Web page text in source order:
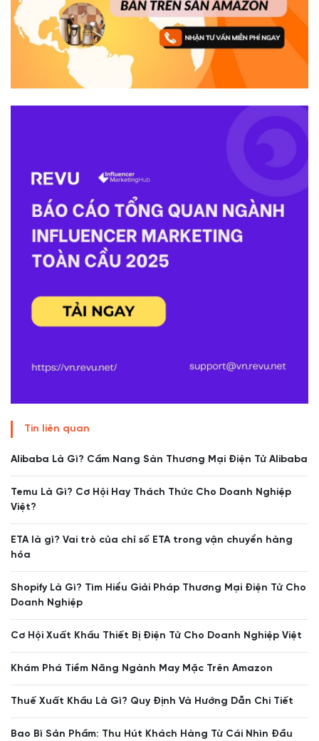
Tin liên quan
Alibaba Là Gì? Cẩm Nang Sàn Thương Mại Điện Tử Alibaba
Temu Là Gì? Cơ Hội Hay Thách Thức Cho Doanh Nghiệp
Việt?
ETA là gì? Vai trò của chỉ số ETA trong vận chuyển hàng
hóa
Shopify Là Gì? Tìm Hiểu Giải Pháp Thương Mại Điện Tử Cho
Doanh Nghiệp
Cơ Hội Xuất Khẩu Thiết Bị Điện Tử Cho Doanh Nghiệp Việt
Khám Phá Tiềm Năng Ngành May Mặc Trên Amazon
Thuế Xuất Khẩu Là Gì? Quy Định Và Hướng Dẫn Chi Tiết
Bao Bì Sản Phẩm: Thu Hút Khách Hàng Từ Cái Nhìn Đầu